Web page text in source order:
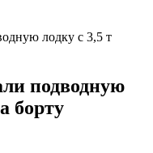
лодку с 3,5 т
подводную
борту